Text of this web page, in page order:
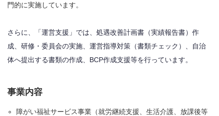
門的に実施しています。
さらに、「運営支援」では、処遇改善計画書（実績報告書）作
成、研修・委員会の実施、運営指導対策（書類チェック）、自治
体へ提出する書類の作成、BCP作成支援等を行っています。
事業内容
障がい福祉サービス事業（就労継続支援、生活介護、放課後等